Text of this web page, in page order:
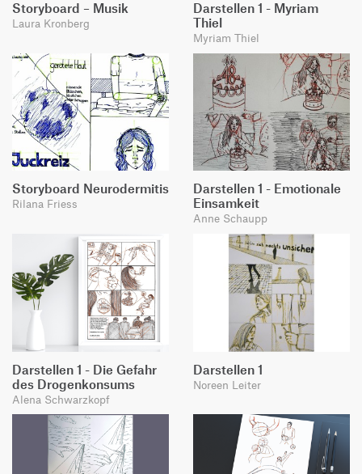
Storyboard – Musik
Laura Kronberg
Darstellen 1 - Myriam
Thiel
Myriam Thiel
Storyboard Neurodermitis
Rilana Friess
Darstellen 1 - Emotionale
Einsamkeit
Anne Schaupp
Darstellen 1 - Die Gefahr
des Drogenkonsums
Alena Schwarzkopf
Darstellen 1
Noreen Leiter